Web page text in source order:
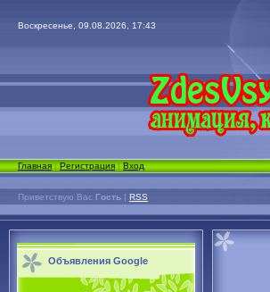
Воскресенье, 09.08.2026, 17:43
Главная|Регистрация|Вход
Приветствую Вас Гость | RSS
Объявления Google